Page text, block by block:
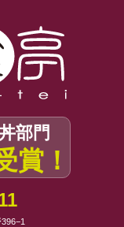
部門
賞！